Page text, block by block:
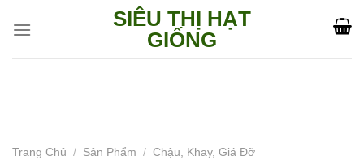
SIÊU THỊ HẠT
GIỐNG
Trang Chủ / Sản Phẩm / Chậu, Khay, Giá Đỡ